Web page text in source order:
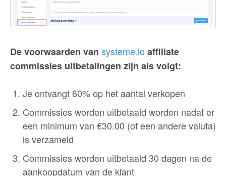
De voorwaarden van systeme.io affiliate
commissies uitbetalingen zijn als volgt:
Je ontvangt 60% op het aantal verkopen
Commissies worden uitbetaald worden nadat er
een minimum van €30.00 (of een andere valuta)
is verzameld
Commissies worden uitbetaald 30 dagen na de
aankoopdatum van de klant